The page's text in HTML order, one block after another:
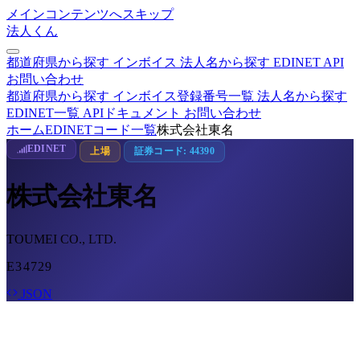
メインコンテンツへスキップ
法人くん
都道府県から探す インボイス 法人名から探す EDINET API
お問い合わせ
都道府県から探す インボイス登録番号一覧 法人名から探す
EDINET一覧 APIドキュメント お問い合わせ
ホームEDINETコード一覧株式会社東名
EDINET 上場 証券コード: 44390
株式会社東名
TOUMEI CO., LTD.
E34729
JSON